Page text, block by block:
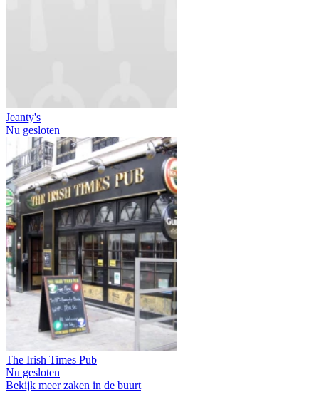
Jeanty's
Nu gesloten
The Irish Times Pub
Nu gesloten
Bekijk meer zaken in de buurt